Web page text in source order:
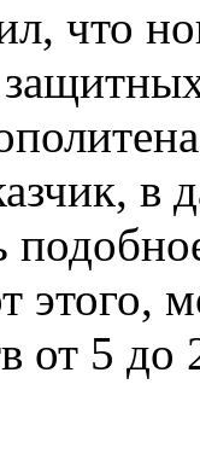
что
в
этого,
от 5